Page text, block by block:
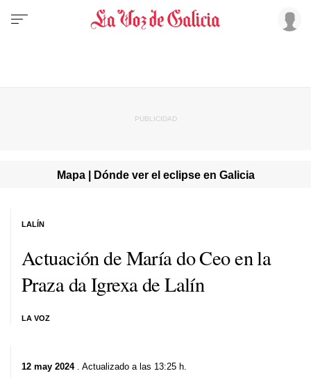
Mapa | Dónde ver el eclipse en Galicia
Actuación de María do Ceo en la
Praza da Igrexa de Lalín
LA VOZ
LALÍN
12 may 2024. Actualizado a las 13:25 h.